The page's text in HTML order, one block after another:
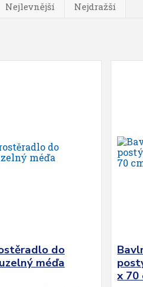
Nejlevnější Nejdražší
do
méďa
x 70